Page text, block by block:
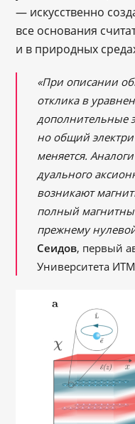
— искусственно
все основания
и в природных
«При описании
отклика в
дополнительные
но общий
меняется.
дуального
возникают
полный
прежнему
Сеидов, первый
Университета